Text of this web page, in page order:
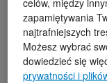
zapamiętywania
najtrafniejszych
Możesz wybrać
dowiedzieć się
prywatności i